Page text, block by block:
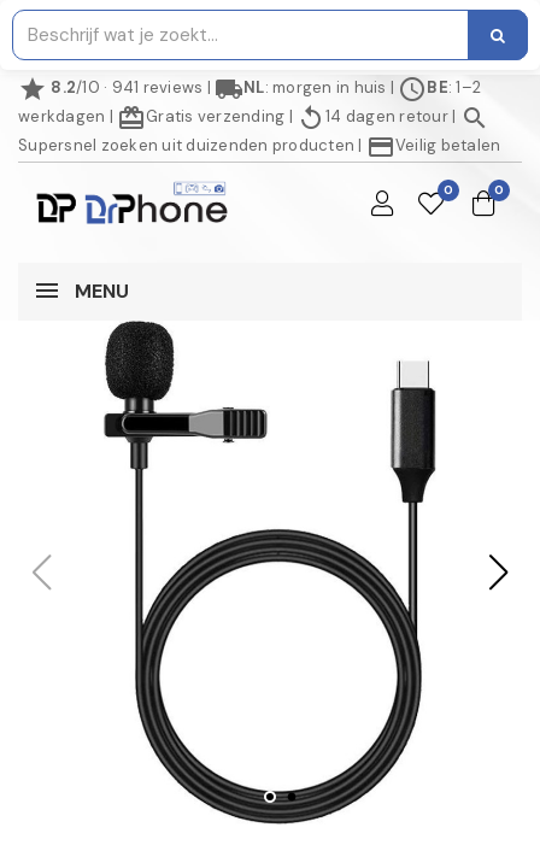
star 8.2/10 · 941 reviews | local_shippingNL: morgen in huis | scheduleBE: 1–2
werkdagen | redeemGratis verzending | replay 14 dagen retour| search
Supersnel zoeken uit duizenden producten | credit_cardVeilig betalen
0 0
MENU